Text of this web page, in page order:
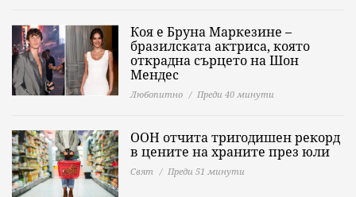
Коя е Бруна Маркезине –
бразилската актриса, която
открадна сърцето на Шон
Мендес
Любопитно Преди 40 минути
ООН отчита тригодишен рекорд
в цените на храните през юли
Свят Преди 51 минути